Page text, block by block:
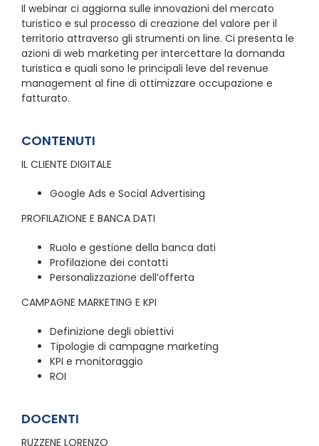
Il webinar ci aggiorna sulle innovazioni del mercato
turistico e sul processo di creazione del valore per il
territorio attraverso gli strumenti on line. Ci presenta le
azioni di web marketing per intercettare la domanda
turistica e quali sono le principali leve del revenue
management al fine di ottimizzare occupazione e
fatturato.
CONTENUTI
IL CLIENTE DIGITALE
Google Ads e Social Advertising
PROFILAZIONE E BANCA DATI
Ruolo e gestione della banca dati
Profilazione dei contatti
Personalizzazione dell’offerta
CAMPAGNE MARKETING E KPI
Definizione degli obiettivi
Tipologie di campagne marketing
KPI e monitoraggio
ROI
DOCENTI
RUZZENE LORENZO